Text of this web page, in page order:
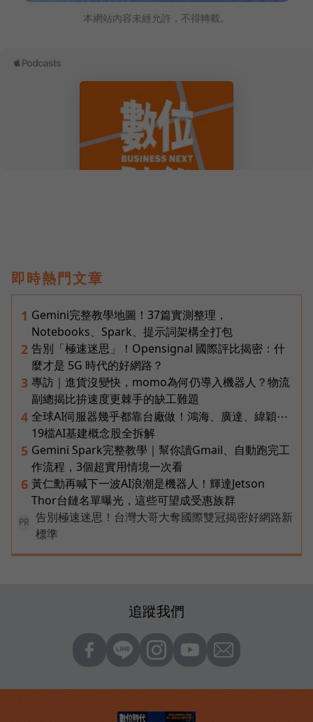
本網站內容未經允許，不得轉載。
即時熱門文章
1 Gemini完整教學地圖！37篇實測整理，
Notebooks、Spark、提示詞架構全打包
2 告別「極速迷思」！Opensignal 國際評比揭密：什
麼才是 5G 時代的好網路？
3 專訪｜進貨沒變快，momo為何仍導入機器人？物流
副總揭比拚速度更棘手的缺工難題
4 全球AI伺服器幾乎都靠台廠做！鴻海、廣達、緯穎⋯
19檔AI基建概念股全拆解
5 Gemini Spark完整教學｜幫你讀Gmail、自動跑完工
作流程，3個超實用情境一次看
6 黃仁勳再喊下一波AI浪潮是機器人！輝達Jetson
Thor台鏈名單曝光，這些可望成受惠族群
PR
告別極速迷思！台灣大哥大奪國際雙冠揭密好網路新
標準
追蹤我們